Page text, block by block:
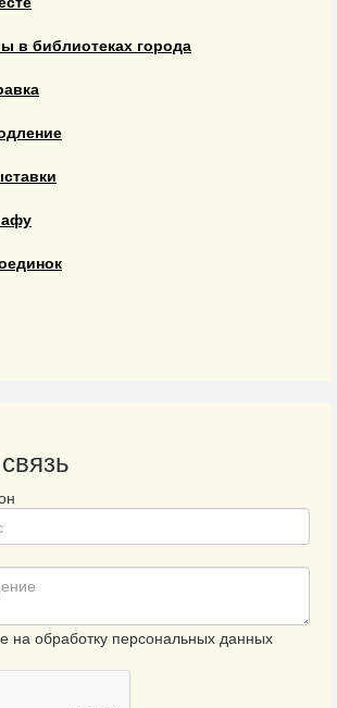
в библиотеках города
на обработку персональных данных